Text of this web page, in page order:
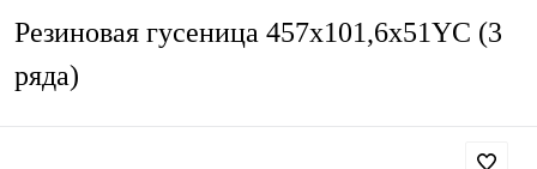
Резиновая гусеница 457x101,6x51YC (3
ряда)